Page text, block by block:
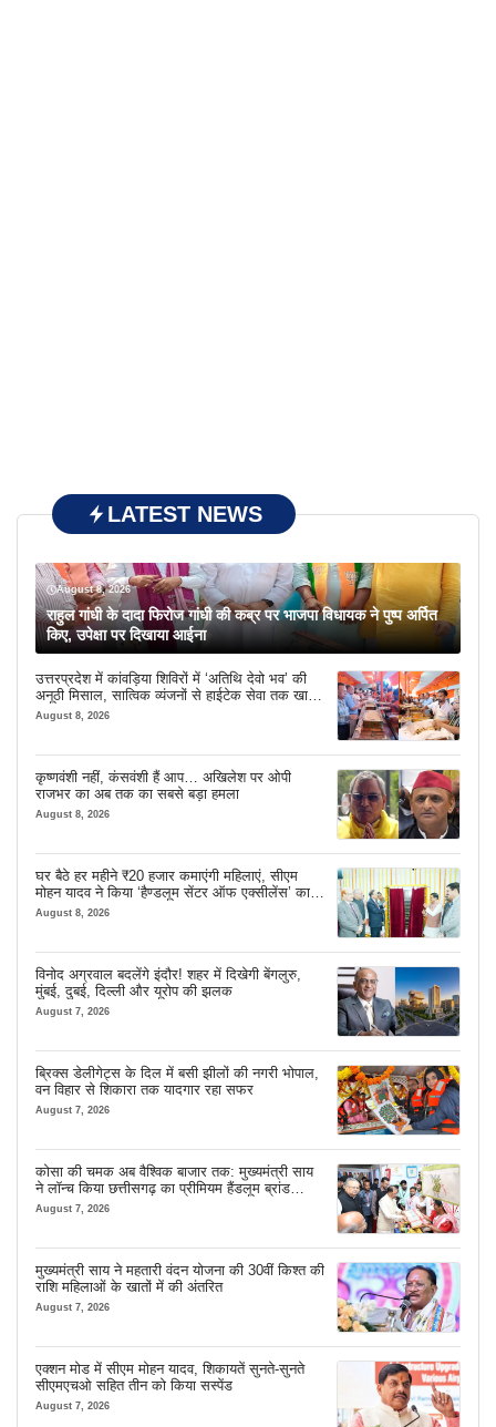
LATEST NEWS
August 8, 2026
राहुल गांधी के दादा फिरोज गांधी की कब्र पर भाजपा विधायक ने पुष्प अर्पित
किए, उपेक्षा पर दिखाया आईना
उत्तरप्रदेश में कांवड़िया शिविरों में ‘अतिथि देवो भव’ की
अनूठी मिसाल, सात्विक व्यंजनों से हाईटेक सेवा तक खास
इंतजाम
August 8, 2026
कृष्णवंशी नहीं, कंसवंशी हैं आप… अखिलेश पर ओपी
राजभर का अब तक का सबसे बड़ा हमला
August 8, 2026
घर बैठे हर महीने ₹20 हजार कमाएंगी महिलाएं, सीएम
मोहन यादव ने किया ‘हैण्डलूम सेंटर ऑफ एक्सीलेंस’ का
शुभारंभ
August 8, 2026
विनोद अग्रवाल बदलेंगे इंदौर! शहर में दिखेगी बेंगलुरु,
मुंबई, दुबई, दिल्ली और यूरोप की झलक
August 7, 2026
ब्रिक्स डेलीगेट्स के दिल में बसी झीलों की नगरी भोपाल,
वन विहार से शिकारा तक यादगार रहा सफर
August 7, 2026
कोसा की चमक अब वैश्विक बाजार तक: मुख्यमंत्री साय
ने लॉन्च किया छत्तीसगढ़ का प्रीमियम हैंडलूम ब्रांड
‘कोशल फैब’
August 7, 2026
मुख्यमंत्री साय ने महतारी वंदन योजना की 30वीं किश्त की
राशि महिलाओं के खातों में की अंतरित
August 7, 2026
एक्शन मोड में सीएम मोहन यादव, शिकायतें सुनते-सुनते
सीएमएचओ सहित तीन को किया सस्पेंड
August 7, 2026